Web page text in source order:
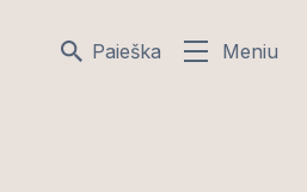
Paieška Meniu